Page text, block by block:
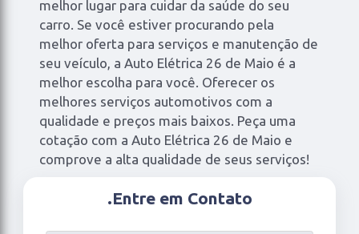
melhor lugar para cuidar da saúde do seu
carro. Se você estiver procurando pela
melhor oferta para serviços e manutenção de
seu veículo, a Auto Elétrica 26 de Maio é a
melhor escolha para você. Oferecer os
melhores serviços automotivos com a
qualidade e preços mais baixos. Peça uma
cotação com a Auto Elétrica 26 de Maio e
comprove a alta qualidade de seus serviços!
.Entre em Contato